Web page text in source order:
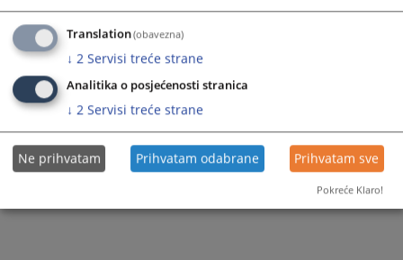
Translation(obavezna)
↓ 2 Servisi treće strane
Analitika o posjećenosti stranica
↓ 2 Servisi treće strane
Ne prihvatam Prihvatam odabrane Prihvatam sve
Pokreće Klaro!